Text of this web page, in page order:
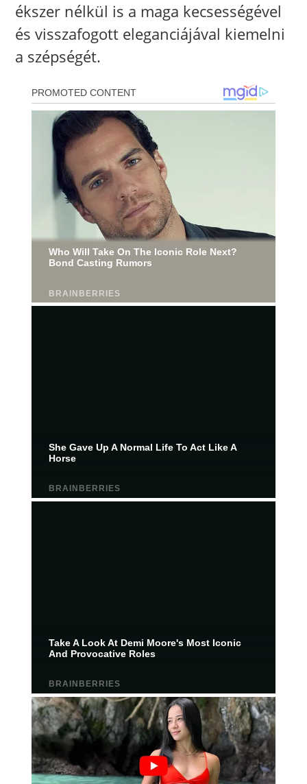
ékszer nélkül is a maga kecsességével
és visszafogott eleganciájával kiemelni
a szépségét.